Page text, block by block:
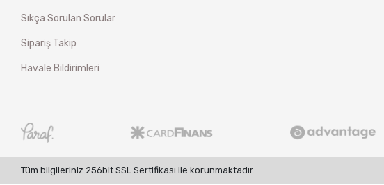
Sıkça Sorulan Sorular
Sipariş Takip
Havale Bildirimleri
Tüm bilgileriniz 256bit SSL Sertifikası ile korunmaktadır.